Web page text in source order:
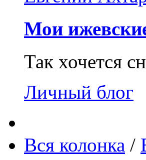
Мои
Так хочется
Личный блог
Вся колонка /